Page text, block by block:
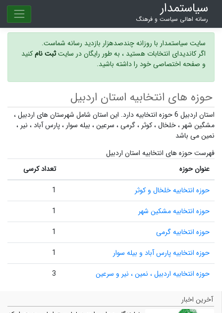
سیاستمدار
رسانه اهالی سیاست و فرهنگ
سایت سیاستمدار با روزانه چندصدهزار بازدید رسانه شماست.
اگر کاندیدای انتخابات هستید ، به طور رایگان در سایتثبت نامکنید
و صفحه اختصاصی خود را داشته باشید.
حوزه های انتخابیه استان اردبیل
استان اردبیل 6 حوزه انتخابیه دارد. این استان شامل شهرستان های اردبیل،
مشگین شهر ،خلخال،کوثر ،گرمی، سرعین، بیله سوار ،پارس آباد، نیر ،
نمینمی باشد
فهرست حوزه های انتخابیه استان اردبیل
عنوان حوزه
تعداد کرسی
حوزه انتخابیه خلخال و کوثر
1
حوزه انتخابیه مشکین شهر
1
حوزه انتخابیه گرمی
1
حوزه انتخابیه پارس آباد و بیله سوار
1
حوزه انتخابیه اردبیل ، نمین ، نیر و سرعین
3
آخرین اخبار